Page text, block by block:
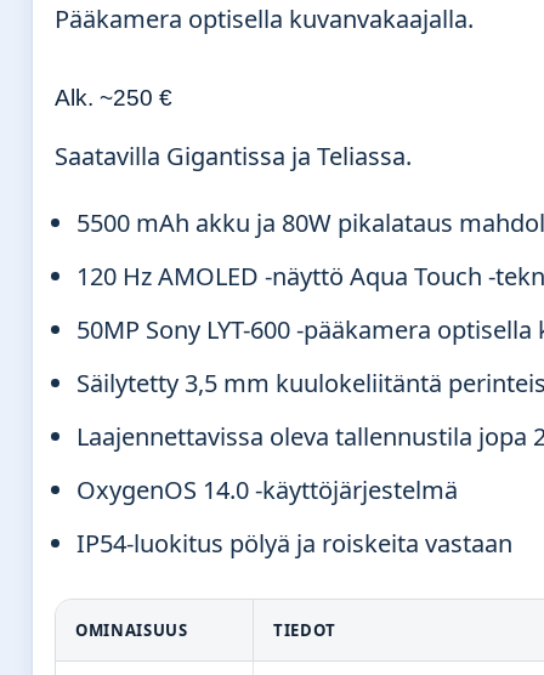
Pääkamera optisella kuvanvakaajalla.
Alk. ~250 €
Saatavilla Gigantissa ja Teliassa.
5500 mAh akku ja 80W pikalataus
120 Hz AMOLED -näyttö Aqua Touch -
50MP Sony LYT-600 -pääkamera
Säilytetty 3,5 mm kuulokeliitäntä
Laajennettavissa oleva tallennustila jopa
OxygenOS 14.0 -käyttöjärjestelmä
IP54-luokitus pölyä ja roiskeita vastaan
OMINAISUUS TIEDOT